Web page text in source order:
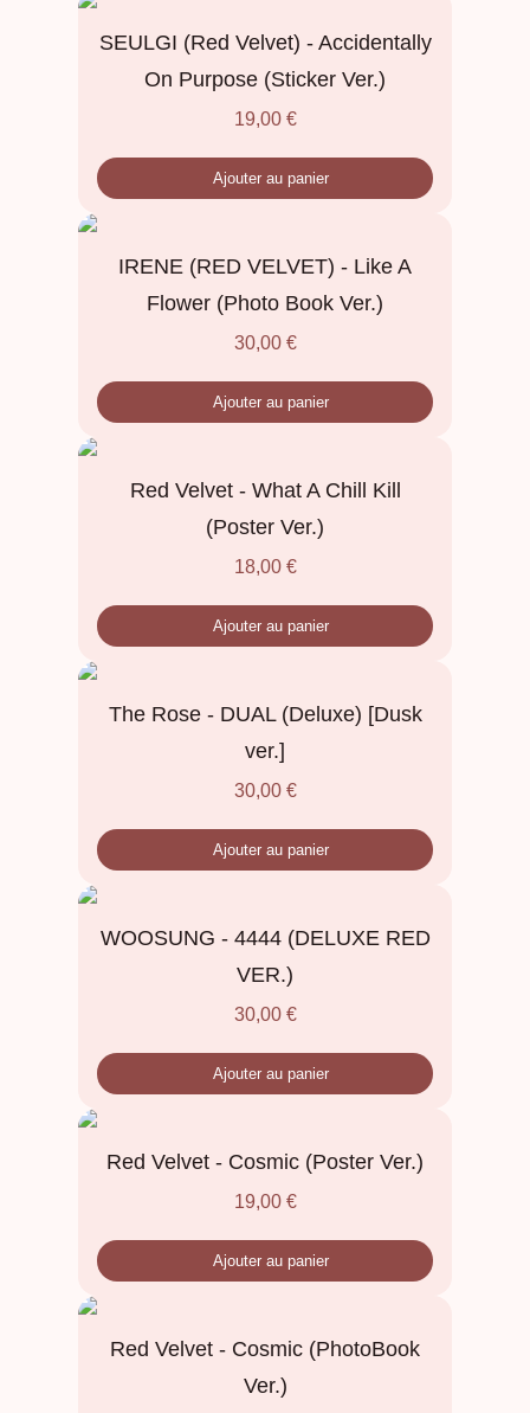
SEULGI (Red Velvet) - Accidentally
On Purpose (Sticker Ver.)
19,00 €
Ajouter au panier
IRENE (RED VELVET) - Like A
Flower (Photo Book Ver.)
30,00 €
Ajouter au panier
Red Velvet - What A Chill Kill
(Poster Ver.)
18,00 €
Ajouter au panier
The Rose - DUAL (Deluxe) [Dusk
ver.]
30,00 €
Ajouter au panier
WOOSUNG - 4444 (DELUXE RED
VER.)
30,00 €
Ajouter au panier
Red Velvet - Cosmic (Poster Ver.)
19,00 €
Ajouter au panier
Red Velvet - Cosmic (PhotoBook
Ver.)